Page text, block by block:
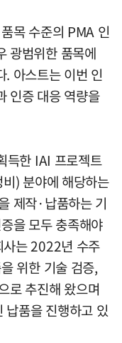
목 수준의 PMA 인
광범위한 품목에
. 아스트는 이번 인
인증 대응 역량을
득한 IAI 프로젝트
) 분야에 해당하는
제작·납품하는 기
을 모두 충족해야
는 2022년 수주
위한 기술 검증,
로 추진해 왔으며
납품을 진행하고 있